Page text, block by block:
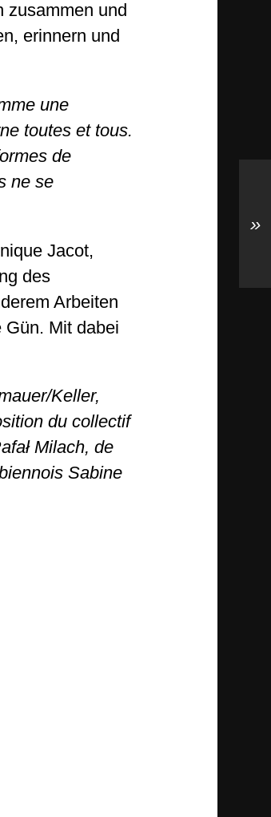
zusammen und
erinnern und
une
toutes et tous.
de
ne se
Jacot,
des
Arbeiten
Gün. Mit dabei
Keller,
du collectif
Milach, de
Sabine
»